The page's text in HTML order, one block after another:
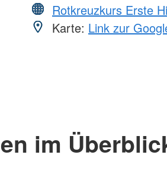
Rotkreuzkurs Erste
Karte: Link zur
im